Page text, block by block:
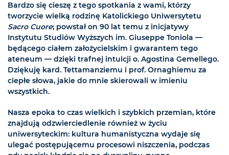
Bardzo się cieszę z tego spotkania z wami, którzy
tworzycie wielką rodzinę Katolickiego Uniwersytetu
Sacro Cuore; powstał on 90 lat temu z inicjatywy
Instytutu Studiów Wyższych im. Giuseppe Toniola —
będącego ciałem założycielskim i gwarantem tego
ateneum — dzięki trafnej intuicji o. Agostina Gemellego.
Dziękuję kard. Tettamanziemu i prof. Ornaghiemu za
ciepłe słowa, jakie do mnie skierowali w imieniu
wszystkich.
Nasza epoka to czas wielkich i szybkich przemian, które
znajdują odzwierciedlenie również w życiu
uniwersyteckim: kultura humanistyczna wydaje się
ulegać postępującemu procesowi niszczenia, podczas